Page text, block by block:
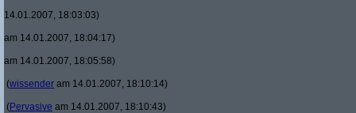
14.01.2007, 18:03:03)
am 14.01.2007, 18:04:17)
am 14.01.2007, 18:05:58)
(wissender am 14.01.2007, 18:10:14)
(Pervasive am 14.01.2007, 18:10:43)